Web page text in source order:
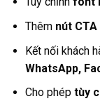
Thêm nút
Kết nối khách
WhatsApp,
Cho phép tùy